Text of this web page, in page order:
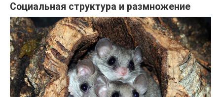
Социальная структура и размножение